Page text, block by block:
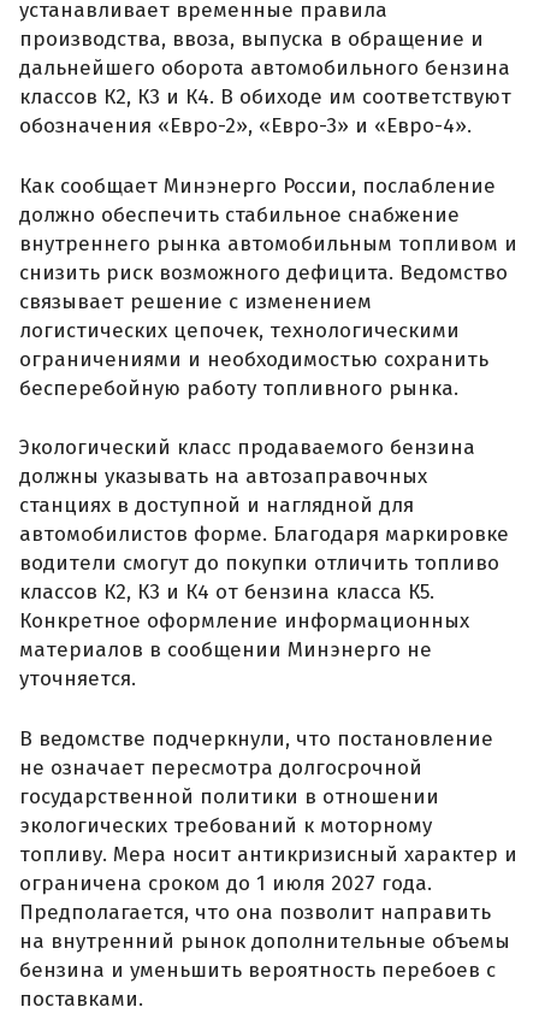
устанавливает временные правила
производства, ввоза, выпуска в обращение и
дальнейшего оборота автомобильного бензина
классов К2, К3 и К4. В обиходе им соответствуют
обозначения «Евро-2», «Евро-3» и «Евро-4».
Как сообщает Минэнерго России, послабление
должно обеспечить стабильное снабжение
внутреннего рынка автомобильным топливом и
снизить риск возможного дефицита. Ведомство
связывает решение с изменением
логистических цепочек, технологическими
ограничениями и необходимостью сохранить
бесперебойную работу топливного рынка.
Экологический класс продаваемого бензина
должны указывать на автозаправочных
станциях в доступной и наглядной для
автомобилистов форме. Благодаря маркировке
водители смогут до покупки отличить топливо
классов К2, К3 и К4 от бензина класса К5.
Конкретное оформление информационных
материалов в сообщении Минэнерго не
уточняется.
В ведомстве подчеркнули, что постановление
не означает пересмотра долгосрочной
государственной политики в отношении
экологических требований к моторному
топливу. Мера носит антикризисный характер и
ограничена сроком до 1 июля 2027 года.
Предполагается, что она позволит направить
на внутренний рынок дополнительные объемы
бензина и уменьшить вероятность перебоев с
поставками.